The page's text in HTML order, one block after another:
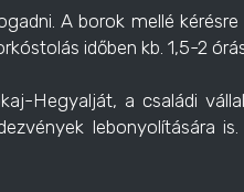
A borok mellé
időben kb. 1,5-2
Hegyalját, a családi
lebonyolítására